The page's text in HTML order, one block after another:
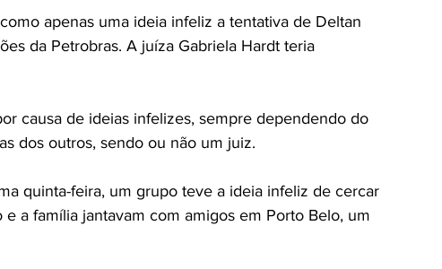
apenas uma ideia infeliz a tentativa de Deltan
da Petrobras. A juíza Gabriela Hardt teria
causa de ideias infelizes, sempre dependendo do
dos outros, sendo ou não um juiz.
quinta-feira, um grupo teve a ideia infeliz de cercar
a família jantavam com amigos em Porto Belo, um